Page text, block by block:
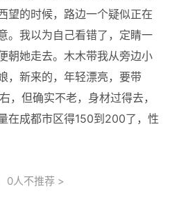
望的时候，路边一个疑似正在
。我以为自己看错了，定睛一
朝她走去。木木带我从旁边小
，新来的，年轻漂亮，要带
，但确实不老，身材过得去，
在成都市区得150到200了，性
0人不推荐 >